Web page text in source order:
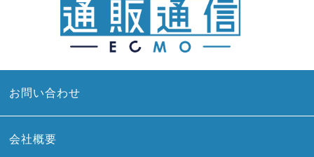
お問い合わせ
会社概要